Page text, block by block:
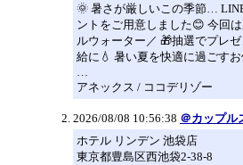
🌞 暑さが厳しいこの季節…
ントをご用意しました😊 今回
ルウォーター／ 🎁抽選でプレ
給に💧 暑い夏を快適に過ごす
アネックス / ココデリゾー
2026/08/08 10:56:38 ＠カップル
ホテル リンデン 池袋店
東京都豊島区西池袋2-38-8